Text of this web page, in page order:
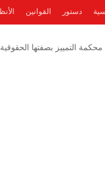
دستور القوانين
التمييز بصفتها